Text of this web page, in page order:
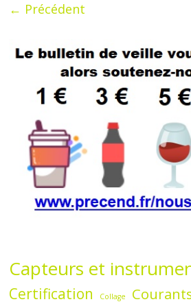
← Précédent
Capteurs et
Certification Collage